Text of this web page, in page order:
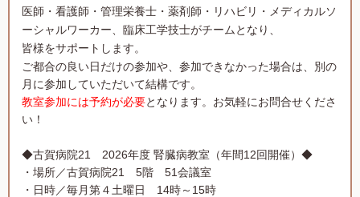
医師・看護師・管理栄養士・薬剤師・リハビリ・メディカルソ
ーシャルワーカー、臨床工学技士がチームとなり、
皆様をサポートします。
ご都合の良い日だけの参加や、参加できなかった場合は、別の
月に参加していただいて結構です。
教室参加には予約が必要となります。お気軽にお問合せくださ
い！
◆古賀病院21 2026年度 腎臓病教室（年間12回開催）◆
・場所／古賀病院21 5階 51会議室
・日時／毎月第４土曜日 14時～15時